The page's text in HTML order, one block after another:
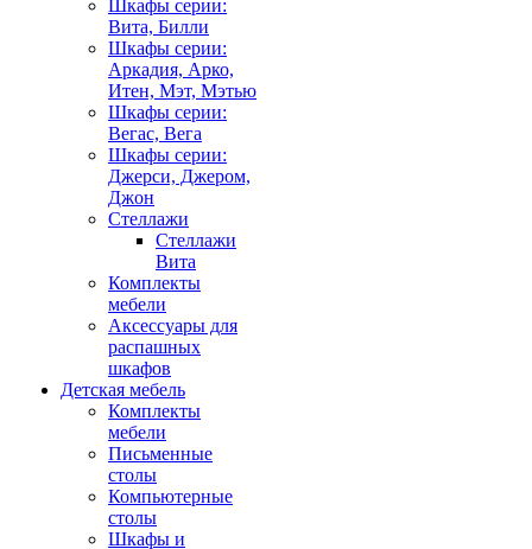
Шкафы серии:
Вита, Билли
Шкафы серии:
Аркадия, Арко,
Итен, Мэт, Мэтью
Шкафы серии:
Вегас, Вега
Шкафы серии:
Джерси, Джером,
Джон
Стеллажи
Стеллажи
Вита
Комплекты
мебели
Аксессуары для
распашных
шкафов
Детская мебель
Комплекты
мебели
Письменные
столы
Компьютерные
столы
Шкафы и